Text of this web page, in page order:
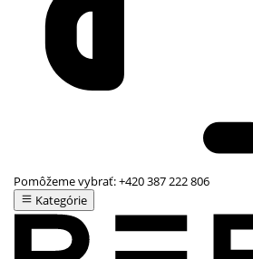
Pomôžeme vybrať:+420 387 222 806
Kategórie